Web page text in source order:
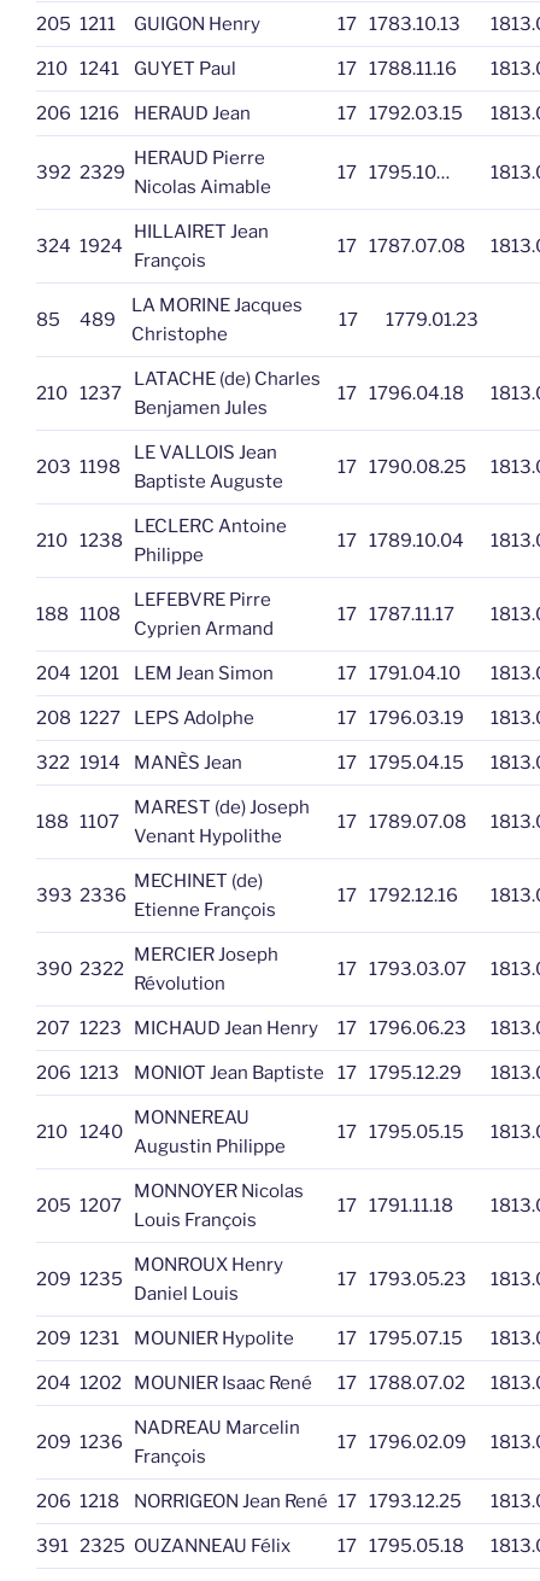
205 1211 GUIGON Henry 17 1783.10.13
210 1241 GUYET Paul 17 1788.11.16
206 1216 HERAUD Jean 17 1792.03.15
392 2329
HERAUD Pierre
Nicolas Aimable
17 1795.10…
324 1924
HILLAIRET Jean
François
17 1787.07.08
85 489
LA MORINE Jacques
Christophe
17 1779.01.23
210 1237
LATACHE (de) Charles
Benjamen Jules
17 1796.04.18
203 1198
LE VALLOIS Jean
Baptiste Auguste
17 1790.08.25
210 1238
LECLERC Antoine
Philippe
17 1789.10.04
188 1108
LEFEBVRE Pirre
Cyprien Armand
17 1787.11.17
204 1201 LEM Jean Simon 17 1791.04.10
208 1227 LEPS Adolphe 17 1796.03.19
322 1914 MANÈS Jean 17 1795.04.15
188 1107
MAREST (de) Joseph
Venant Hypolithe
17 1789.07.08
393 2336
MECHINET (de)
Etienne François
17 1792.12.16
390 2322
MERCIER Joseph
Révolution
17 1793.03.07
207 1223 MICHAUD Jean Henry 17 1796.06.23
206 1213 MONIOT Jean Baptiste 17 1795.12.29
210 1240
MONNEREAU
Augustin Philippe
17 1795.05.15
205 1207
MONNOYER Nicolas
Louis François
17 1791.11.18
209 1235
MONROUX Henry
Daniel Louis
17 1793.05.23
209 1231 MOUNIER Hypolite 17 1795.07.15
204 1202 MOUNIER Isaac René 17 1788.07.02
209 1236
NADREAU Marcelin
François
17 1796.02.09
206 1218 NORRIGEON Jean René 17 1793.12.25
391 2325 OUZANNEAU Félix 17 1795.05.18